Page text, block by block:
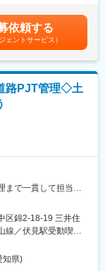
育研修受講を受講
取得支援も行ってい
事とプライベート
ます。
企業」に選定され、
した。2019年から
に関連する小さな
間の短縮をしていま
、2021年度から始ま
連続認定されまし
事務所長表彰、「南
務所長表彰を受賞
めた表記です。
依頼する
ェントサービス）
路PJT管理◇土
まで一貫して担当
開発」を横断しキ
滞対策、スマート
区錦2-18-19 三井住
線／伏見駅受動喫煙
会社の定める事業所
知県)